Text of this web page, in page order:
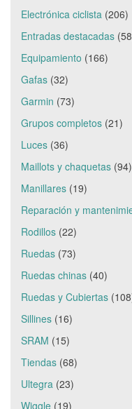
Electrónica ciclista (206)
Entradas destacadas
Equipamiento (166)
Gafas (32)
Garmin (73)
Grupos completos (21)
Luces (36)
Maillots y chaquetas (94)
Manillares (19)
Reparación y
Rodillos (22)
Ruedas (73)
Ruedas chinas (40)
Ruedas y Cubiertas
Sillines (16)
SRAM (15)
Tiendas (68)
Ultegra (23)
Wiggle (19)